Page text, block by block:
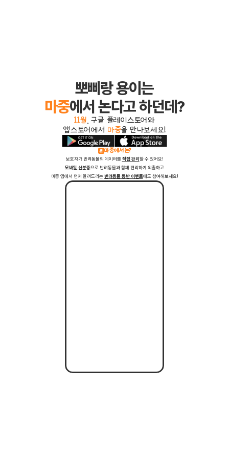
마중에서는?
보호자가 반려동물의 데이터를 직접 관리할 수 있어요!
모바일 신분증으로 반려동물과 함께 편리하게 외출하고
마중 앱에서 먼저 알려드리는 반려동물 동반 이벤트에도 참여해보세요!
11월 , 구글 플레이스토어와
앱스토어에서 마중을 만나보세요!
뽀삐랑 용이는
마중에서 논다고 하던데?